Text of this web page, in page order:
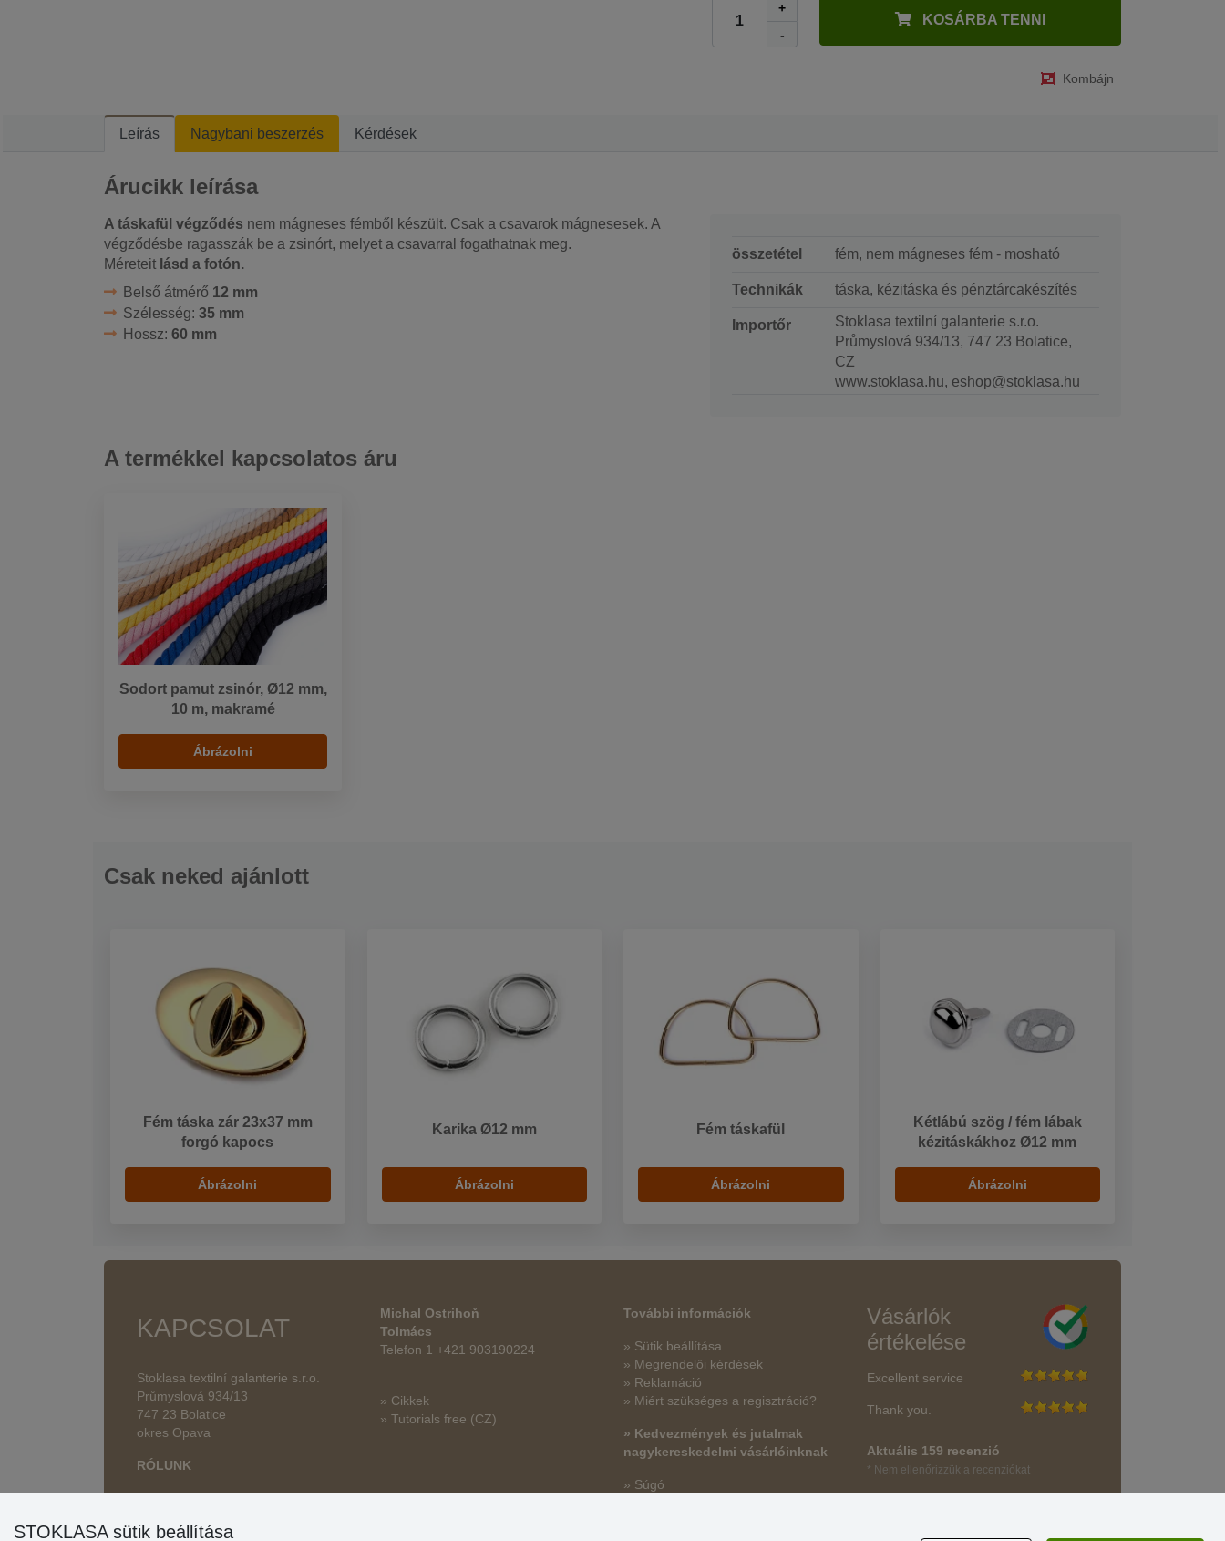
+
-
KOSÁRBA TENNI
Kombájn
Leírás Nagybani beszerzés Kérdések
Árucikk leírása
A táskafül végződés nem mágneses fémből készült. Csak a csavarok mágnesesek. A
végződésbe ragasszák be a zsinórt, melyet a csavarral fogathatnak meg.
Méreteit lásd a fotón.
Belső átmérő 12 mm
Szélesség: 35 mm
Hossz: 60 mm
összetétel fém, nem mágneses fém - mosható
Technikák táska, kézitáska és pénztárcakészítés
Importőr
Stoklasa textilní galanterie s.r.o.
Průmyslová 934/13, 747 23 Bolatice,
CZ
www.stoklasa.hu, eshop@stoklasa.hu
A termékkel kapcsolatos áru
Sodort pamut zsinór, Ø12 mm,
10 m, makramé
Ábrázolni
Csak neked ajánlott
Fém táska zár 23x37 mm
forgó kapocs
Ábrázolni
Karika Ø12 mm
Ábrázolni
Fém táskafül
Ábrázolni
Kétlábú szög / fém lábak
kézitáskákhoz Ø12 mm
Ábrázolni
KAPCSOLAT
Stoklasa textilní galanterie s.r.o.
Průmyslová 934/13
747 23 Bolatice
okres Opava
RÓLUNK
Michal Ostrihoň
Tolmács
Telefon 1 +421 903190224
» Cikkek
» Tutorials free (CZ)
További információk
» Sütik beállítása
» Megrendelői kérdések
» Reklamáció
» Miért szükséges a regisztráció?
» Kedvezmények és jutalmak
nagykereskedelmi vásárlóinknak
» Súgó
Vásárlók
értékelése
Excellent service
Thank you.
Aktuális 159 recenzió
* Nem ellenőrizzük a recenziókat
STOKLASA sütik beállítása